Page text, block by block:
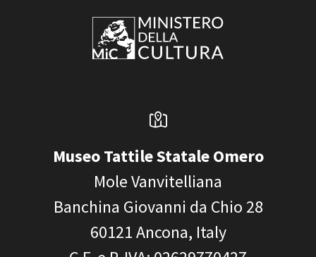
Museo Tattile Statale Omero
Mole Vanvitelliana
Banchina Giovanni da Chio 28
60121Ancona, Italy